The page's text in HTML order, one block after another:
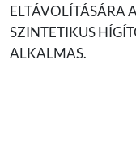
ELTÁVOLÍTÁSÁRA
SZINTETIKUS
ALKALMAS.